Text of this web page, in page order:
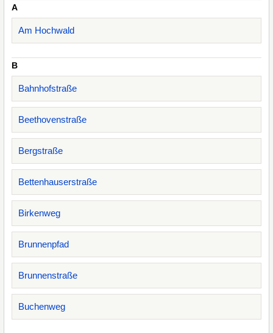
A
Am Hochwald
B
Bahnhofstraße
Beethovenstraße
Bergstraße
Bettenhauserstraße
Birkenweg
Brunnenpfad
Brunnenstraße
Buchenweg